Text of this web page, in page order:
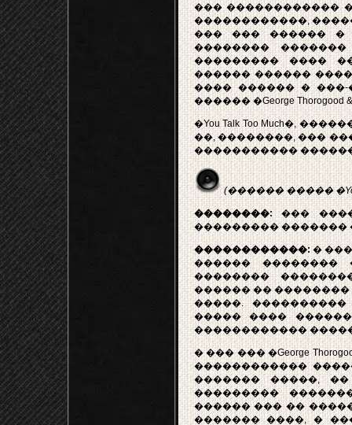
��� ������������
������������,
��� ��� ������ �
��������
��������� ����
������ ������
���� ������ �
������ �George
�You Talk Too Much�,
��, ��������, ���
����������� ������.
(������ ����� �You
��������:��� ����
��������� �������
������������:�
������ ��������
��������
������ �� �������� �
�����.
����� ���� ������,
������������
� ��� ��� �George
������������
������� �����,
���������
������ ��� ��
������� ����, �